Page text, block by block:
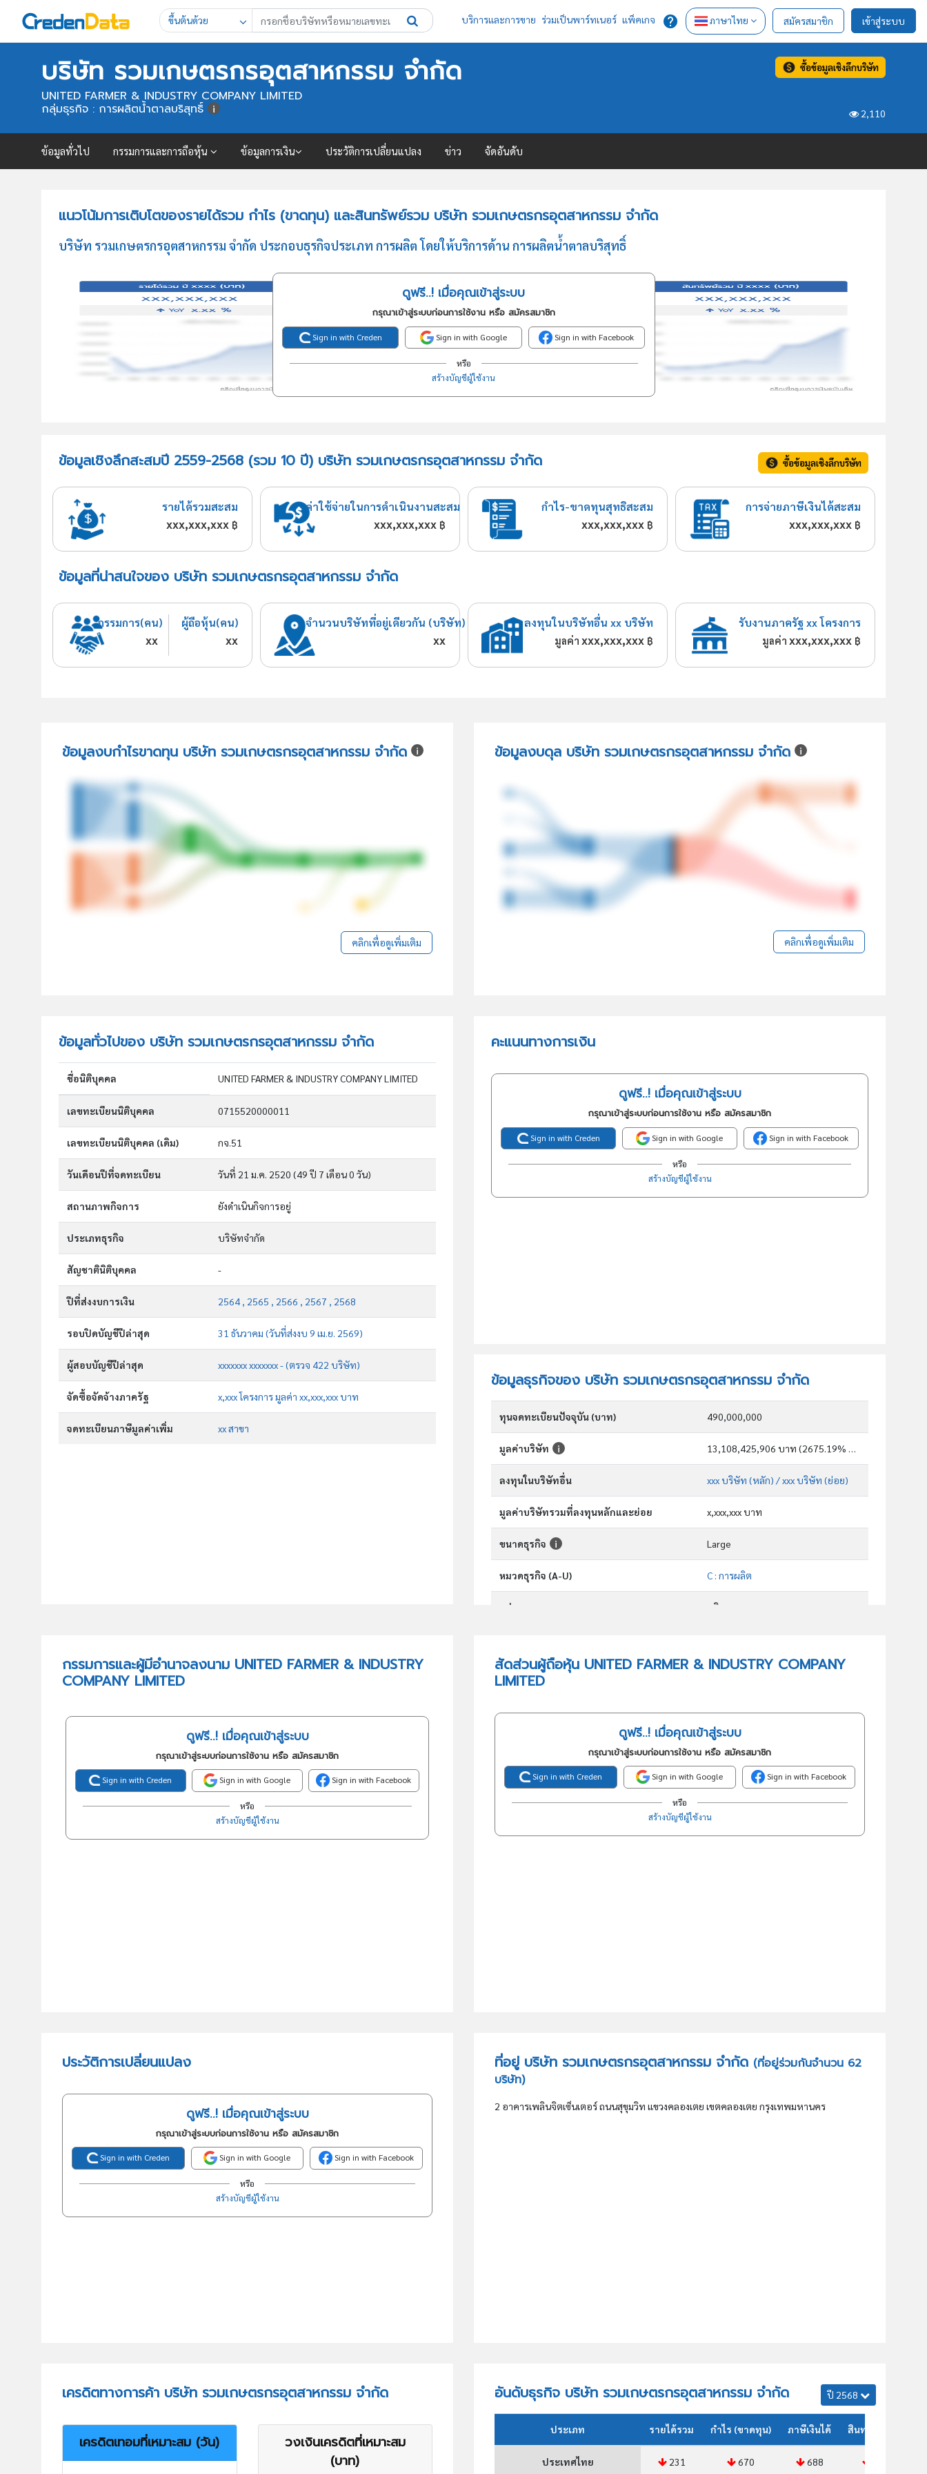
ขึ้นต้นด้วย บริการและการขาย ร่วมเป็นพาร์ทเนอร์ แพ็คเกจ ภาษาไทย สมัครสมาชิก เข้าสู่ระบบ
บริษัท รวมเกษตรกรอุตสาหกรรม จำกัด ซื้อข้อมูลเชิงลึกบริษัท
UNITED FARMER & INDUSTRY COMPANY LIMITED
2,110
กลุ่มธุรกิจ : การผลิตน้ำตาลบริสุทธิ์
ข้อมูลทั่วไป กรรมการและการถือหุ้น ข้อมูลการเงิน ประวัติการเปลี่ยนแปลง ข่าว จัดอันดับ
แนวโน้มการเติบโตของรายได้รวม กำไร (ขาดทุน) และสินทรัพย์รวม บริษัท รวมเกษตรกรอุตสาหกรรม จำกัด
บริษัท รวมเกษตรกรอุตสาหกรรม จำกัด ประกอบธุรกิจประเภท การผลิต โดยให้บริการด้าน การผลิตน้ำตาลบริสุทธิ์
ดูฟรี..! เมื่อคุณเข้าสู่ระบบ
กรุณาเข้าสู่ระบบก่อนการใช้งาน หรือ สมัครสมาชิก
Sign in with Creden Sign in with Google Sign in with Facebook
หรือ
สร้างบัญชีผู้ใช้งาน
ข้อมูลเชิงลึกสะสมปี 2559-2568 (รวม 10 ปี) บริษัท รวมเกษตรกรอุตสาหกรรม จำกัด ซื้อข้อมูลเชิงลึกบริษัท
รายได้รวมสะสม
xxx,xxx,xxx ฿
ค่าใช้จ่ายในการดำเนินงานสะสม
xxx,xxx,xxx ฿
กำไร-ขาดทุนสุทธิสะสม
xxx,xxx,xxx ฿
การจ่ายภาษีเงินได้สะสม
xxx,xxx,xxx ฿
ข้อมูลที่น่าสนใจของ บริษัท รวมเกษตรกรอุตสาหกรรม จำกัด
กรรมการ(คน)
xx
ผู้ถือหุ้น(คน)
xx
จำนวนบริษัทที่อยู่เดียวกัน (บริษัท)
xx
ลงทุนในบริษัทอื่น xx บริษัท
มูลค่าxxx,xxx,xxx ฿
รับงานภาครัฐ xx โครงการ
มูลค่าxxx,xxx,xxx ฿
ข้อมูลงบกำไรขาดทุน บริษัท รวมเกษตรกรอุตสาหกรรม จำกัด
คลิกเพื่อดูเพิ่มเติม
ข้อมูลงบดุล บริษัท รวมเกษตรกรอุตสาหกรรม จำกัด
คลิกเพื่อดูเพิ่มเติม
ข้อมูลทั่วไปของ บริษัท รวมเกษตรกรอุตสาหกรรม จำกัด
ชื่อนิติบุคคล UNITED FARMER & INDUSTRY COMPANY LIMITED
เลขทะเบียนนิติบุคคล 0715520000011
เลขทะเบียนนิติบุคคล (เดิม) กจ.51
วันเดือนปีที่จดทะเบียน วันที่ 21 ม.ค. 2520 (49 ปี 7 เดือน 0 วัน)
สถานภาพกิจการ ยังดำเนินกิจการอยู่
ประเภทธุรกิจ บริษัทจำกัด
สัญชาตินิติบุคคล -
ปีที่ส่งงบการเงิน 2564 , 2565 , 2566 , 2567 , 2568
รอบปิดบัญชีปีล่าสุด 31 ธันวาคม (วันที่ส่งงบ 9 เม.ย. 2569)
ผู้สอบบัญชีปีล่าสุด xxxxxxx xxxxxxx - (ตรวจ 422 บริษัท)
จัดซื้อจัดจ้างภาครัฐ x,xxx โครงการ มูลค่า xx,xxx,xxx บาท
จดทะเบียนภาษีมูลค่าเพิ่ม xx สาขา
คะแนนทางการเงิน
ดูฟรี..! เมื่อคุณเข้าสู่ระบบ
กรุณาเข้าสู่ระบบก่อนการใช้งาน หรือ สมัครสมาชิก
Sign in with Creden Sign in with Google Sign in with Facebook
หรือ
สร้างบัญชีผู้ใช้งาน
ข้อมูลธุรกิจของ บริษัท รวมเกษตรกรอุตสาหกรรม จำกัด
ทุนจดทะเบียนปัจจุบัน (บาท) 490,000,000
มูลค่าบริษัท 13,108,425,906 บาท (2675.19% ของทุน)
ลงทุนในบริษัทอื่น xxx บริษัท (หลัก) / xxx บริษัท (ย่อย)
มูลค่าบริษัทรวมที่ลงทุนหลักและย่อย x,xxx,xxx บาท
ขนาดธุรกิจ Large
หมวดธุรกิจ (A-U) C : การผลิต
กลุ่มอุตสาหกรรม ผลิต
อันดับธุรกิจในกลุ่มนี้
กรรมการและผู้มีอำนาจลงนาม UNITED FARMER & INDUSTRY
COMPANY LIMITED
ดูฟรี..! เมื่อคุณเข้าสู่ระบบ
กรุณาเข้าสู่ระบบก่อนการใช้งาน หรือ สมัครสมาชิก
Sign in with Creden Sign in with Google Sign in with Facebook
หรือ
สร้างบัญชีผู้ใช้งาน
สัดส่วนผู้ถือหุ้น UNITED FARMER & INDUSTRY COMPANY
LIMITED
ดูฟรี..! เมื่อคุณเข้าสู่ระบบ
กรุณาเข้าสู่ระบบก่อนการใช้งาน หรือ สมัครสมาชิก
Sign in with Creden Sign in with Google Sign in with Facebook
หรือ
สร้างบัญชีผู้ใช้งาน
ประวัติการเปลี่ยนแปลง
ดูฟรี..! เมื่อคุณเข้าสู่ระบบ
กรุณาเข้าสู่ระบบก่อนการใช้งาน หรือ สมัครสมาชิก
Sign in with Creden Sign in with Google Sign in with Facebook
หรือ
สร้างบัญชีผู้ใช้งาน
ที่อยู่ บริษัท รวมเกษตรกรอุตสาหกรรม จำกัด (ที่อยู่ร่วมกันจำนวน 62
บริษัท)
2 อาคารเพลินจิตเซ็นเตอร์ ถนนสุขุมวิท แขวงคลองเตย เขตคลองเตย กรุงเทพมหานคร
เครดิตทางการค้า บริษัท รวมเกษตรกรอุตสาหกรรม จำกัด
เครดิตเทอมที่เหมาะสม (วัน)
วงเงินเครดิตที่เหมาะสม
(บาท)
อันดับธุรกิจ บริษัท รวมเกษตรกรอุตสาหกรรม จำกัด ปี 2568
ประเภท รายได้รวม กำไร (ขาดทุน) ภาษีเงินได้ สินทรัพย์รวม
ประเทศไทย 231 670 688